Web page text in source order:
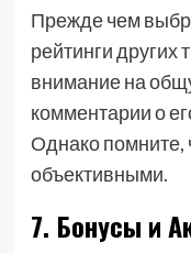
Прежде чем
рейтинги других
внимание на
комментарии о
Однако помните,
объективными.
7. Бонусы и